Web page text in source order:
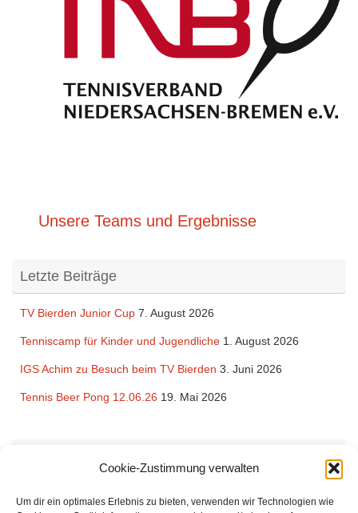
Cookie-Zustimmung verwalten
Um dir ein optimales Erlebnis zu bieten, verwenden wir Technologien wie
Unsere Teams und Ergebnisse
Letzte Beiträge
TV Bierden Junior Cup 7. August 2026
Tenniscamp für Kinder und Jugendliche 1. August 2026
IGS Achim zu Besuch beim TV Bierden 3. Juni 2026
Tennis Beer Pong 12.06.26 19. Mai 2026